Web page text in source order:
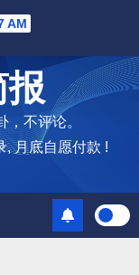
AM
不评论。
, 月底自愿付款 !